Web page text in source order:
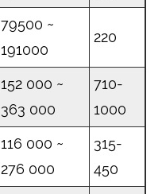
79500 ~
191000
220
152 000 ~
363 000
710-
1000
116 000 ~
276 000
315-
450